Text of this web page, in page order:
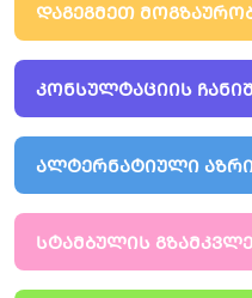
ᲓᲐᲒᲔᲒᲛᲔᲗ
ᲙᲝᲜᲡᲣᲚᲢᲐᲪᲘᲘᲡ
ᲐᲚᲢᲔᲠᲜᲐᲢᲘᲣᲚᲘ
ᲡᲢᲐᲛᲑᲣᲚᲘᲡ